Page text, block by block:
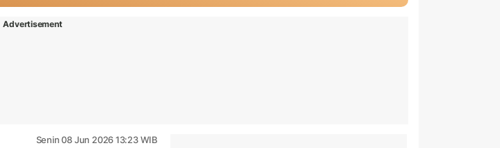
Advertisement
Senin 08 Jun 2026 13:23 WIB